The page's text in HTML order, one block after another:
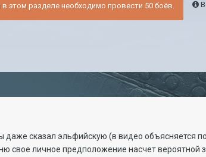
в этом разделе необходимо провести 50 боёв.
сказал эльфийскую (в видео объясняется
свое личное предположение насчет вероятной